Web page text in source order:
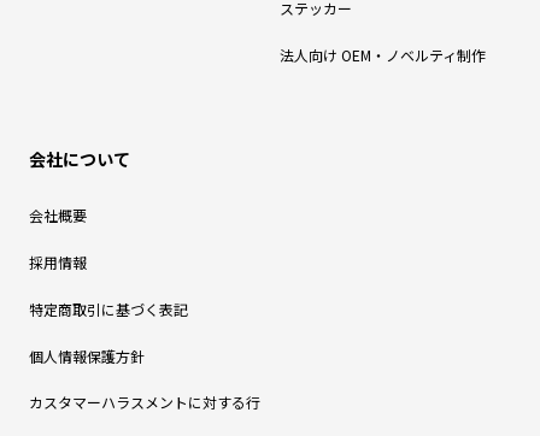
ステッカー
法人向け OEM・ノベルティ制作
会社について
会社概要
採用情報
特定商取引に基づく表記
個人情報保護方針
カスタマーハラスメントに対する行